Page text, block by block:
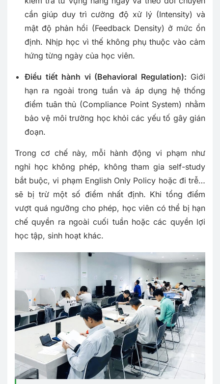
cần giúp duy trì cường độ xử lý (Intensity) và
mật độ phản hồi (Feedback Density) ở mức ổn
định. Nhịp học vì thế không phụ thuộc vào cảm
hứng từng ngày của học viên.
Điều tiết hành vi (Behavioral Regulation): Giới
hạn ra ngoài trong tuần và áp dụng hệ thống
điểm tuân thủ (Compliance Point System) nhằm
bảo vệ môi trường học khỏi các yếu tố gây gián
đoạn.
Trong cơ chế này, mỗi hành động vi phạm như
nghỉ học không phép, không tham gia self-study
bắt buộc, vi phạm English Only Policy hoặc đi trễ…
sẽ bị trừ một số điểm nhất định. Khi tổng điểm
vượt quá ngưỡng cho phép, học viên có thể bị hạn
chế quyền ra ngoài cuối tuần hoặc các quyền lợi
học tập, sinh hoạt khác.